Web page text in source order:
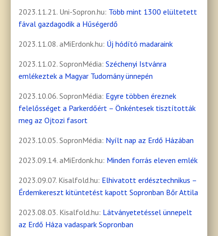
2023.11.21. Uni-Sopron.hu: Több mint 1300 elültetett
fával gazdagodik a Hűségerdő
2023.11.08. aMiErdonk.hu: Új hódító madaraink
2023.11.02. SopronMédia:Széchenyi Istvánra
emlékeztek a Magyar Tudomány ünnepén
2023.10.06. SopronMédia: Egyre többen éreznek
felelősséget a Parkerdőért – Önkéntesek tisztították
meg az Ojtozi fasort
2023.10.05. SopronMédia: Nyílt nap az Erdő Házában
2023.09.14. aMiErdonk.hu: Minden forrás eleven emlék
2023.09.07. Kisalfold.hu: Elhivatott erdésztechnikus –
Érdemkereszt kitüntetést kapott Sopronban Bőr Attila
2023.08.03. Kisalfold.hu: Látványetetéssel ünnepelt
az Erdő Háza vadaspark Sopronban